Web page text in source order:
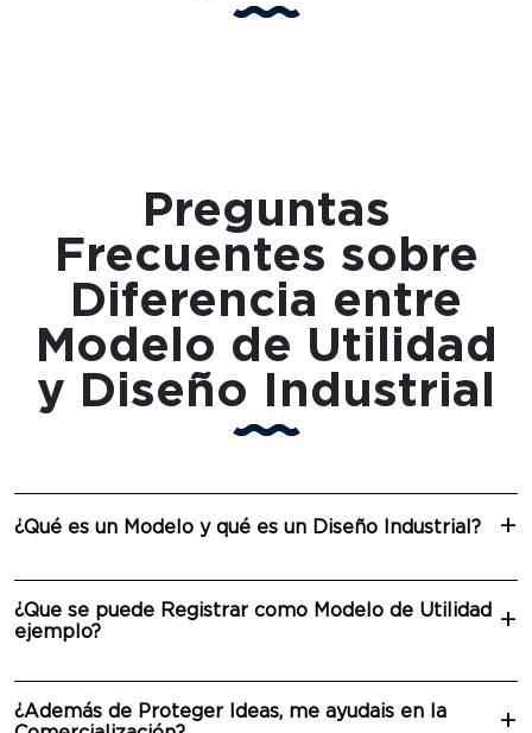
Preguntas
Frecuentes sobre
Diferencia entre
Modelo de Utilidad
y Diseño Industrial
¿Qué es un Modelo y qué es un Diseño Industrial?
¿Que se puede Registrar como Modelo de Utilidad
ejemplo?
¿Además de Proteger Ideas, me ayudais en la